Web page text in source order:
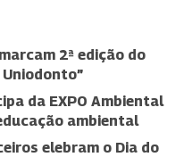
2ª edição do
da EXPO Ambiental
ambiental
elebram o Dia do